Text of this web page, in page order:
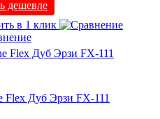
дешевле
в 1 клик
Flex Дуб Эрзи FX-111